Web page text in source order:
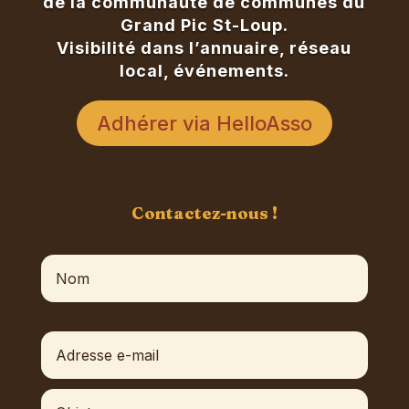
Grand Pic St-Loup.
Visibilité dans l’annuaire, réseau
local, événements.
Adhérer via HelloAsso
Contactez-nous !